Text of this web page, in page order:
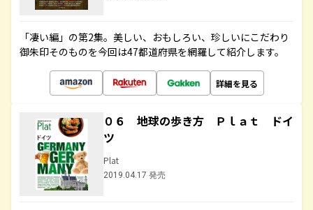
「凄い編」の第2集。美しい、おもしろい、珍しいにこだわり
御朱印そのものを今回は47都道府県を網羅して紹介します。
詳細を見る
０６ 地球の歩き方 Ｐｌａｔ ドイ
ツ
Plat
2019.04.17 発売